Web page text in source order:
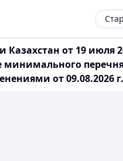
от 19
от 09.08.2026